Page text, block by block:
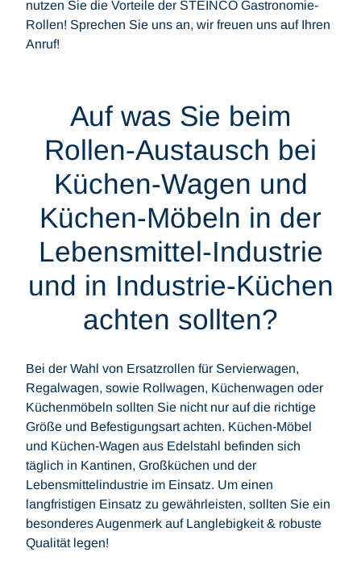
nutzen Sie die Vorteile der STEINCO Gastronomie-
Rollen! Sprechen Sie uns an, wir freuen uns auf Ihren
Anruf!
Auf was Sie beim
Rollen-Austausch bei
Küchen-Wagen und
Küchen-Möbeln in der
Lebensmittel-Industrie
und in Industrie-Küchen
achten sollten?
Bei der Wahl von Ersatzrollen für Servierwagen,
Regalwagen, sowie Rollwagen, Küchenwagen oder
Küchenmöbeln sollten Sie nicht nur auf die richtige
Größe und Befestigungsart achten. Küchen-Möbel
und Küchen-Wagen aus Edelstahl befinden sich
täglich in Kantinen, Großküchen und der
Lebensmittelindustrie im Einsatz. Um einen
langfristigen Einsatz zu gewährleisten, sollten Sie ein
besonderes Augenmerk auf Langlebigkeit & robuste
Qualität legen!